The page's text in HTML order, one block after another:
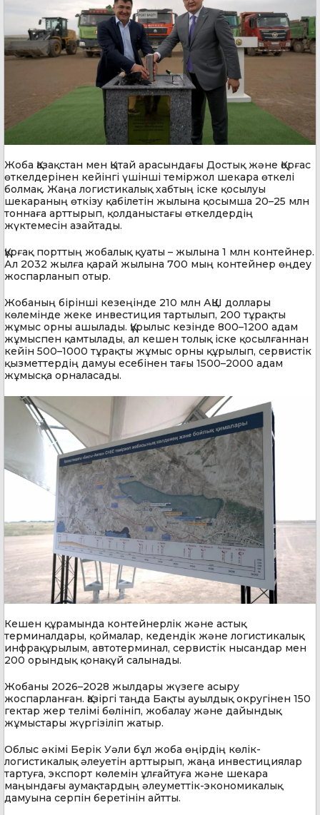
Жоба Қазақстан мен Қытай арасындағы Достық және Қорғас
өткелдерінен кейінгі үшінші теміржол шекара өткелі
болмақ. Жаңа логистикалық хабтың іске қосылуы
шекараның өткізу қабілетін жылына қосымша 20–25 млн
тоннаға арттырып, қолданыстағы өткелдердің
жүктемесін азайтады.
Құрғақ порттың жобалық қуаты – жылына 1 млн контейнер.
Ал 2032 жылға қарай жылына 700 мың контейнер өңдеу
жоспарланып отыр.
Жобаның бірінші кезеңінде 210 млн АҚШ доллары
көлемінде жеке инвестиция тартылып, 200 тұрақты
жұмыс орны ашылады. Құрылыс кезінде 800–1200 адам
жұмыспен қамтылады, ал кешен толық іске қосылғаннан
кейін 500–1000 тұрақты жұмыс орны құрылып, сервистік
қызметтердің дамуы есебінен тағы 1500–2000 адам
жұмысқа орналасады.
Кешен құрамында контейнерлік және астық
терминалдары, қоймалар, кедендік және логистикалық
инфрақұрылым, автотерминал, сервистік нысандар мен
200 орындық қонақүй салынады.
Жобаны 2026–2028 жылдары жүзеге асыру
жоспарланған. Қазіргі таңда Бақты ауылдық округінен 150
гектар жер телімі бөлініп, жобалау және дайындық
жұмыстары жүргізіліп жатыр.
Облыс әкімі Берік Уәли бұл жоба өңірдің көлік-
логистикалық әлеуетін арттырып, жаңа инвестициялар
тартуға, экспорт көлемін ұлғайтуға және шекара
маңындағы аумақтардың әлеуметтік-экономикалық
дамуына серпін беретінін айтты.